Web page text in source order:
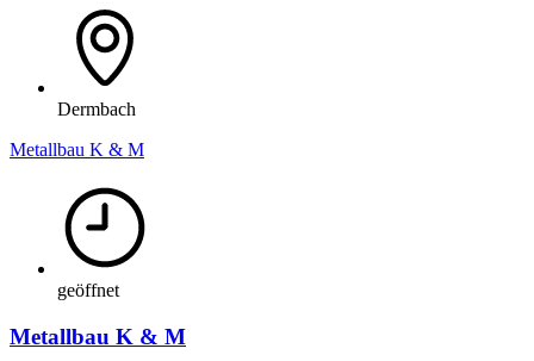
Dermbach
Metallbau K & M
geöffnet
Metallbau K & M